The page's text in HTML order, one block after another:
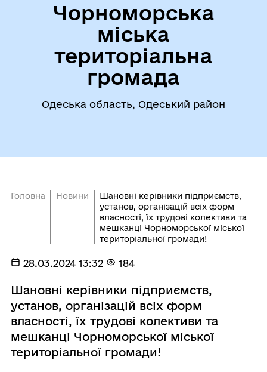
Чорноморська
міська
територіальна
громада
Одеська область, Одеський район
Головна Новини
Шановні керівники підприємств,
установ, організацій всіх форм
власності, їх трудові колективи та
мешканці Чорноморської міської
територіальної громади!
28.03.2024 13:32 184
Шановні керівники підприємств,
установ, організацій всіх форм
власності, їх трудові колективи та
мешканці Чорноморської міської
територіальної громади!